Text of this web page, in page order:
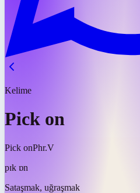
Kelime
Pick on
Pick onPhr.V
pɪk ɒn
Sataşmak, uğraşmak